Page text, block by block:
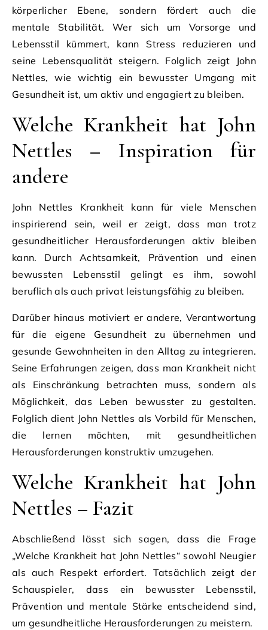
körperlicher Ebene, sondern fördert auch die
mentale Stabilität. Wer sich um Vorsorge und
Lebensstil kümmert, kann Stress reduzieren und
seine Lebensqualität steigern. Folglich zeigt John
Nettles, wie wichtig ein bewusster Umgang mit
Gesundheit ist, um aktiv und engagiert zu bleiben.
Welche Krankheit hat John
Nettles – Inspiration für
andere
John Nettles Krankheit kann für viele Menschen
inspirierend sein, weil er zeigt, dass man trotz
gesundheitlicher Herausforderungen aktiv bleiben
kann. Durch Achtsamkeit, Prävention und einen
bewussten Lebensstil gelingt es ihm, sowohl
beruflich als auch privat leistungsfähig zu bleiben.
Darüber hinaus motiviert er andere, Verantwortung
für die eigene Gesundheit zu übernehmen und
gesunde Gewohnheiten in den Alltag zu integrieren.
Seine Erfahrungen zeigen, dass man Krankheit nicht
als Einschränkung betrachten muss, sondern als
Möglichkeit, das Leben bewusster zu gestalten.
Folglich dient John Nettles als Vorbild für Menschen,
die lernen möchten, mit gesundheitlichen
Herausforderungen konstruktiv umzugehen.
Welche Krankheit hat John
Nettles – Fazit
Abschließend lässt sich sagen, dass die Frage
„Welche Krankheit hat John Nettles“ sowohl Neugier
als auch Respekt erfordert. Tatsächlich zeigt der
Schauspieler, dass ein bewusster Lebensstil,
Prävention und mentale Stärke entscheidend sind,
um gesundheitliche Herausforderungen zu meistern.